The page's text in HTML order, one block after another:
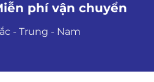
phí vận chuyển
- Trung - Nam